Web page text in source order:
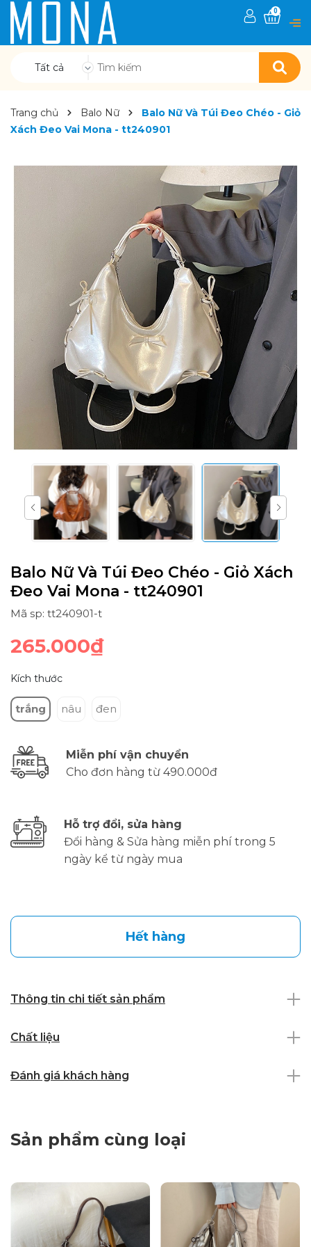
Tất cả
0
Trang chủ Balo Nữ
Balo Nữ Và Túi Đeo Chéo - Giỏ
Xách Đeo Vai Mona - tt240901
Balo Nữ Và Túi Đeo Chéo - Giỏ Xách
Đeo Vai Mona - tt240901
Mã sp: tt240901-t
265.000₫
Kích thước
trắng nâu đen
Miễn phí vận chuyển
Cho đơn hàng từ 490.000đ
Hỗ trợ đổi, sửa hàng
Đổi hàng & Sửa hàng miễn phí trong 5
ngày kể từ ngày mua
Hết hàng
Thông tin chi tiết sản phẩm
Chất liệu
Đánh giá khách hàng
Sản phẩm cùng loại